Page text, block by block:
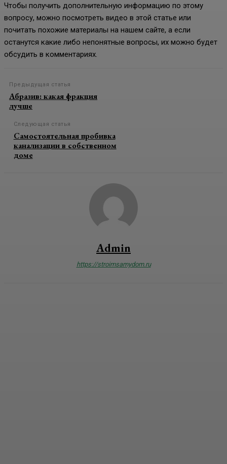
Чтобы получить дополнительную информацию по этому
вопросу, можно посмотреть видео в этой статье или
почитать похожие материалы на нашем сайте, а если
останутся какие либо непонятные вопросы, их можно будет
обсудить в комментариях.
Предыдущая статья
Абразив: какая фракция
лучше
Следующая статья
Самостоятельная пробивка
канализации в собственном
доме
Admin
https://stroimsamydom.ru